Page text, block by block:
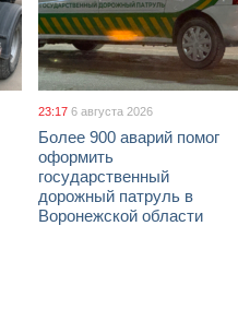
23:17 6 августа 2026
Более 900 аварий помог
оформить
государственный
дорожный патруль в
Воронежской области